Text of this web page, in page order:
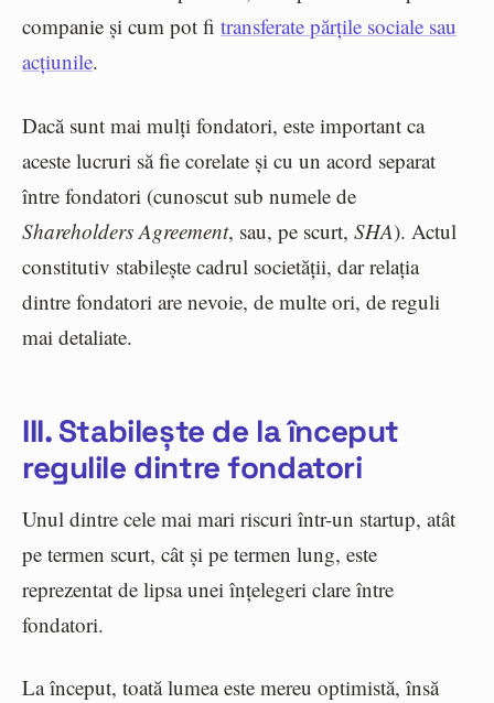
companie și cum pot fi transferate părțile sociale sau
acțiunile.
Dacă sunt mai mulți fondatori, este important ca
aceste lucruri să fie corelate și cu un acord separat
între fondatori (cunoscut sub numele de
Shareholders Agreement, sau, pe scurt, SHA). Actul
constitutiv stabilește cadrul societății, dar relația
dintre fondatori are nevoie, de multe ori, de reguli
mai detaliate.
III. Stabilește de la început
regulile dintre fondatori
Unul dintre cele mai mari riscuri într-un startup, atât
pe termen scurt, cât și pe termen lung, este
reprezentat de lipsa unei înțelegeri clare între
fondatori.
La început, toată lumea este mereu optimistă, însă